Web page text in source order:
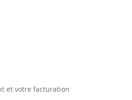
et votre facturation